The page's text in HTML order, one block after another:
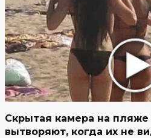
Скрытая камера на
вытворяют, когда их не